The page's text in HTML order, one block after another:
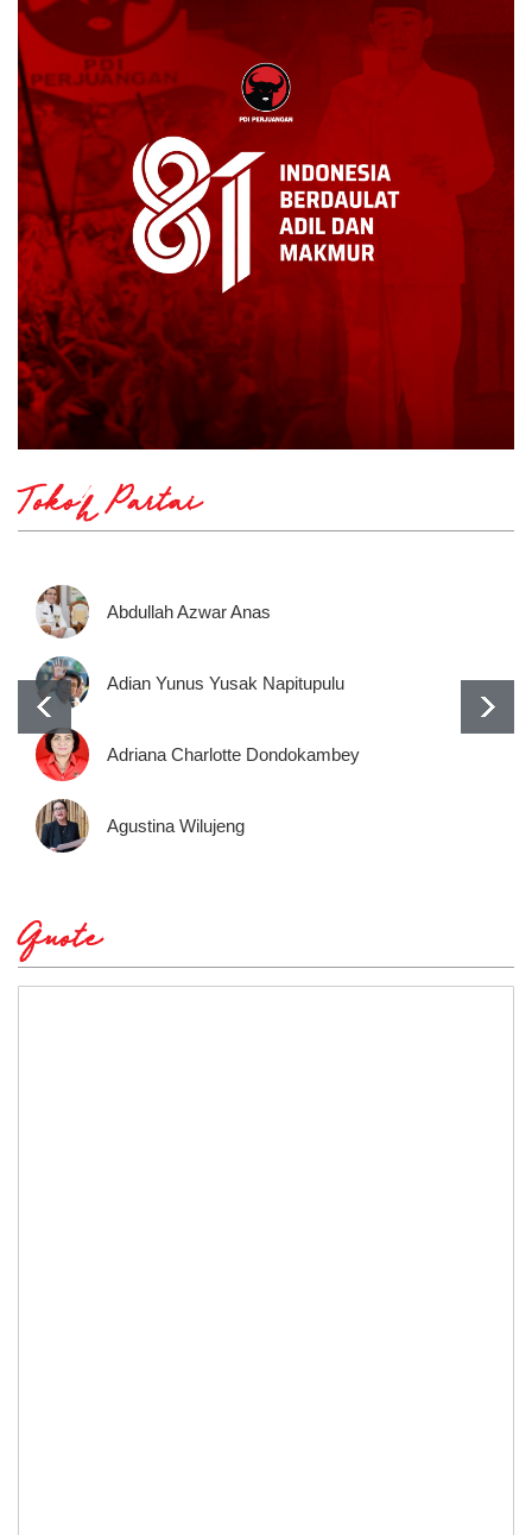
Tokoh Partai
Abdullah Azwar Anas
Adian Yunus Yusak Napitupulu
Adriana Charlotte Dondokambey
Agustina Wilujeng
Quote